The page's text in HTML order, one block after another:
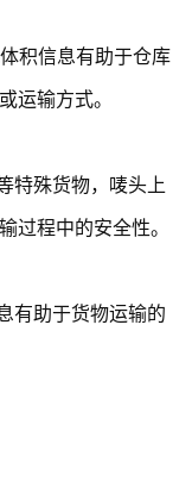
积信息有助于仓库
运输方式。
特殊货物，唛头上
过程中的安全性。
有助于货物运输的